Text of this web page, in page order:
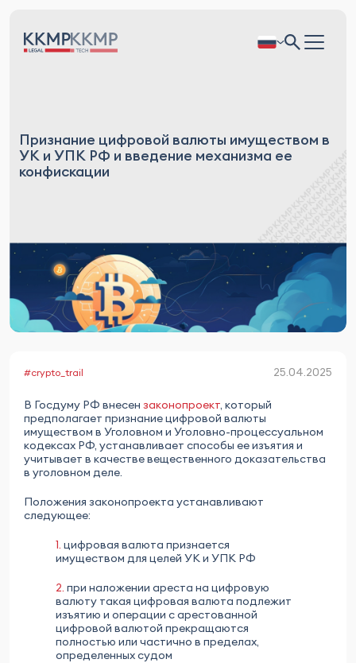
Признание цифровой валюты имуществом в
УК и УПК РФ и введение механизма ее
конфискации
#crypto_trail 25.04.2025
В Госдуму РФ внесен законопроект, который
предполагает признание цифровой валюты
имуществом в Уголовном и Уголовно-процессуальном
кодексах РФ, устанавливает способы ее изъятия и
учитывает в качестве вещественного доказательства
в уголовном деле.
Положения законопроекта устанавливают
следующее:
1. цифровая валюта признается
имуществом для целей УК и УПК РФ
2. при наложении ареста на цифровую
валюту такая цифровая валюта подлежит
изъятию и операции с арестованной
цифровой валютой прекращаются
полностью или частично в пределах,
определенных судом